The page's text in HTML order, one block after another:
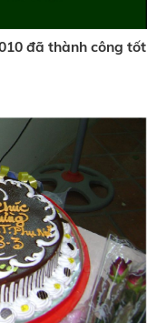
đã thành công tốt